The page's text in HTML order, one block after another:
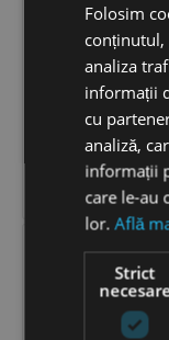
Biomaser GRAY
Corector
+
ADAUGĂ ÎN COȘ
Folosim
analiza
informații
cu
analiză,
informații
care le-au
lor.Află
Strict